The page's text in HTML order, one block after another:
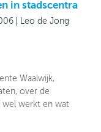
in stadscentra
Leo de Jong
Waalwijk,
over de
wel werkt en wat